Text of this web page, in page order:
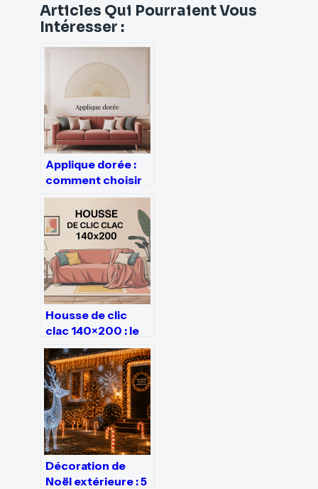
Articles Qui Pourraient Vous
Intéresser :
Applique dorée :
comment choisir
et harmoniser ce
luminaire
tendance
Housse de clic
clac 140×200 : le
guide pour bien
choisir et protéger
votre canapé
Décoration de
Noël extérieure : 5